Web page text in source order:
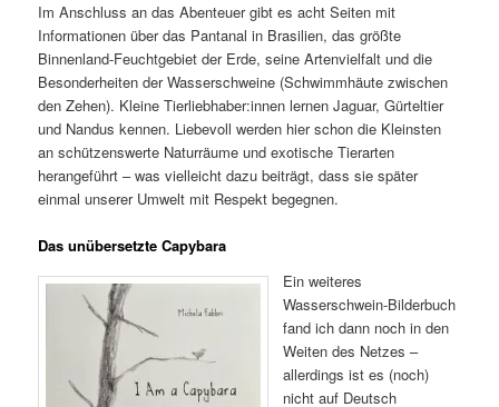
Im Anschluss an das Abenteuer gibt es acht Seiten mit
Informationen über das Pantanal in Brasilien, das größte
Binnenland-Feuchtgebiet der Erde, seine Artenvielfalt und die
Besonderheiten der Wasserschweine (Schwimmhäute zwischen
den Zehen). Kleine Tierliebhaber:innen lernen Jaguar, Gürteltier
und Nandus kennen. Liebevoll werden hier schon die Kleinsten
an schützenswerte Naturräume und exotische Tierarten
herangeführt – was vielleicht dazu beiträgt, dass sie später
einmal unserer Umwelt mit Respekt begegnen.
Das unübersetzte Capybara
Ein weiteres
Wasserschwein-Bilderbuch
fand ich dann noch in den
Weiten des Netzes –
allerdings ist es (noch)
nicht auf Deutsch